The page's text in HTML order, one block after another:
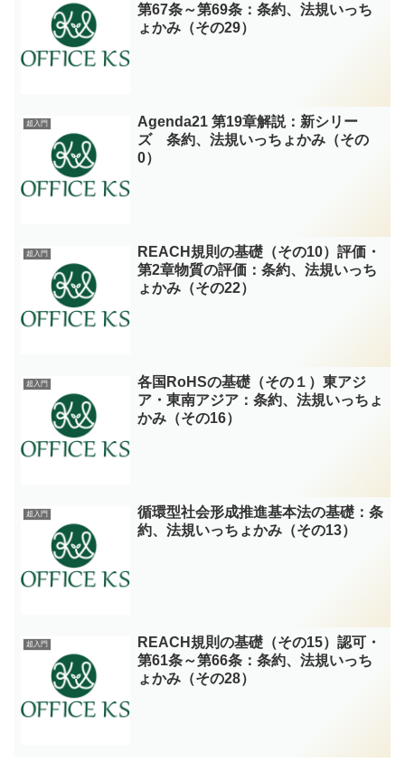
第67条～第69条：条約、法規いっち
ょかみ（その29）
超入門
Agenda21 第19章解説：新シリー
ズ 条約、法規いっちょかみ（その
0）
超入門
REACH規則の基礎（その10）評価・
第2章物質の評価：条約、法規いっち
ょかみ（その22）
超入門
各国RoHSの基礎（その１）東アジ
ア・東南アジア：条約、法規いっちょ
かみ（その16）
超入門
循環型社会形成推進基本法の基礎：条
約、法規いっちょかみ（その13）
超入門
REACH規則の基礎（その15）認可・
第61条～第66条：条約、法規いっち
ょかみ（その28）